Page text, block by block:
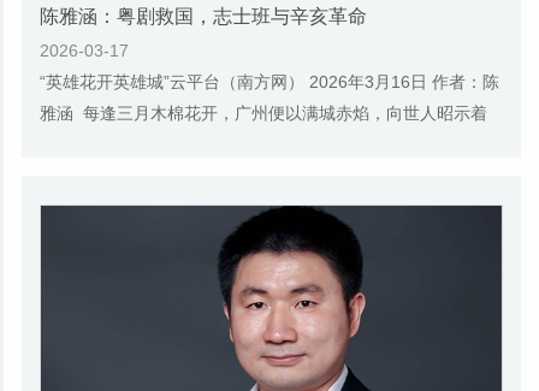
陈雅涵：粤剧救国，志士班与辛亥革命
2026-03-17
“英雄花开英雄城”云平台（南方网） 2026年3月16日 作者：陈
雅涵 每逢三月木棉花开，广州便以满城赤焰，向世人昭示着